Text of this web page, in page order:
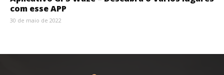
com esse APP
30 de maio de 2022